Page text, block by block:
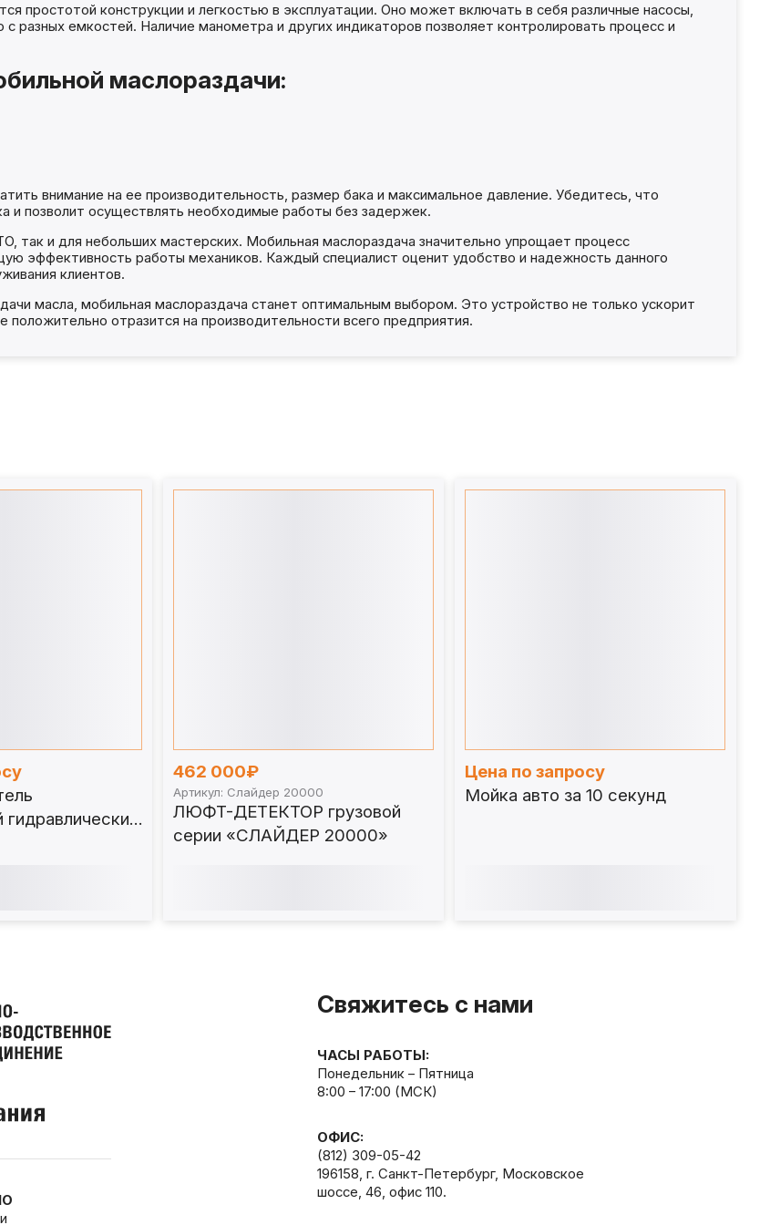
простотой конструкции и легкостью в эксплуатации. Оно может включать в себя различные насосы,
разных емкостей. Наличие манометра и других индикаторов позволяет контролировать процесс и
маслораздачи:
внимание на ее производительность, размер бака и максимальное давление. Убедитесь, что
и позволит осуществлять необходимые работы без задержек.
так и для небольших мастерских. Мобильная маслораздача значительно упрощает процесс
эффективность работы механиков. Каждый специалист оценит удобство и надежность данного
клиентов.
масла, мобильная маслораздача станет оптимальным выбором. Это устройство не только ускорит
отразится на производительности всего предприятия.
462 000₽
Артикул: Слайдер 20000
ЛЮФТ-ДЕТЕКТОР грузовой
серии «СЛАЙДЕР 20000»
Цена по запросу
Мойка авто за 10 секунд
Свяжитесь с нами
ЧАСЫ РАБОТЫ:
Понедельник – Пятница
8:00 – 17:00 (МСК)
ОФИС:
(812) 309-05-42
196158, г. Санкт-Петербург, Московское
шоссе, 46, офис 110.